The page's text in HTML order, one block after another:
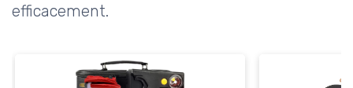
efficacement.